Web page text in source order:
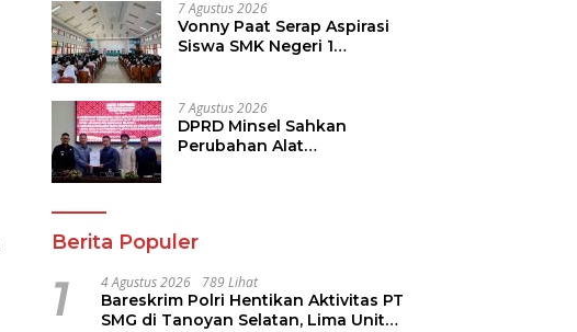
7 Agustus 2026
Vonny Paat Serap Aspirasi
Siswa SMK Negeri 1
7 Agustus 2026
DPRD Minsel Sahkan
Perubahan Alat
Berita Populer
1 4 Agustus 2026 789 Lihat
Bareskrim Polri Hentikan Aktivitas PT
SMG di Tanoyan Selatan, Lima Unit